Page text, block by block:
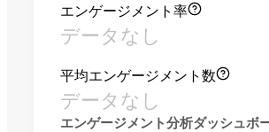
エンゲージメント率
データなし
平均エンゲージメント数
データなし
エンゲージメント分析ダッシュボ